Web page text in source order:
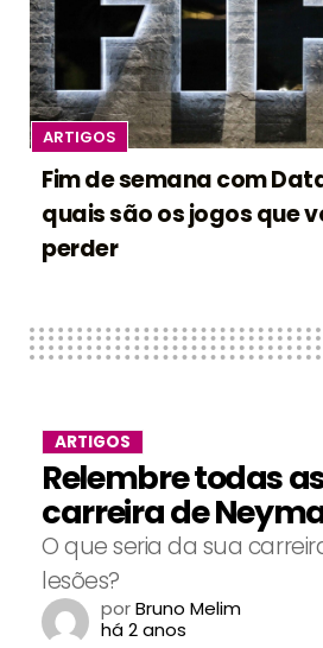
ARTIGOS
Fim de semana com
quais são os jogos que
perder
ARTIGOS
Relembre todas
carreira de
O que seria da sua
lesões?
porBruno Melim
há 2 anos